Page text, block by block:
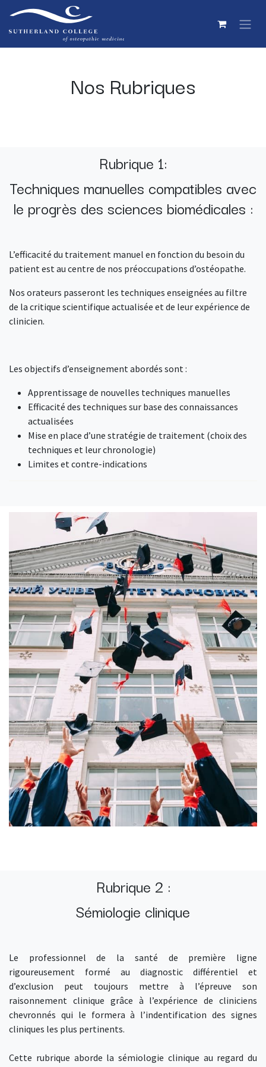
Se rendre au contenu
Nos Rubriques
Rubrique 1:
Techniques manuelles compatibles avec
le progrès des sciences biomédicales :
L’efficacité du traitement manuel en fonction du besoin du
patient est au centre de nos préoccupations d’ostéopathe.
Nos orateurs passeront les techniques enseignées au filtre
de la critique scientifique actualisée et de leur expérience de
clinicien.
Les objectifs d’enseignement abordés sont :
Apprentissage de nouvelles techniques manuelles
Efficacité des techniques sur base des connaissances
actualisées
Mise en place d’une stratégie de traitement (choix des
techniques et leur chronologie)
Limites et contre-indications
Rubrique 2 :
Sémiologie clinique
Le professionnel de la santé de première ligne
rigoureusement formé au diagnostic différentiel et
d’exclusion peut toujours mettre à l’épreuve son
raisonnement clinique grâce à l’expérience de cliniciens
chevronnés qui le formera à l’indentification des signes
cliniques les plus pertinents.
Cette rubrique aborde la sémiologie clinique au regard du